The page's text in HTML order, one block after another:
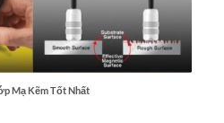
Mạ Kẽm Tốt Nhất